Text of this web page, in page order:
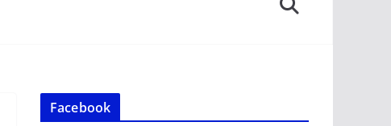
Facebook